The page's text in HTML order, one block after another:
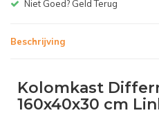
Gratis bezorgen v.a.
Beschrijving
Kolomkast
160x40x30 cm